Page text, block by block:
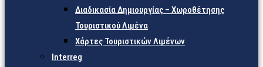
Διαδικασία Δημιουργίας – Χωροθέτησης
Τουριστικού Λιμένα
Χάρτες Τουριστικών Λιμένων
Interreg